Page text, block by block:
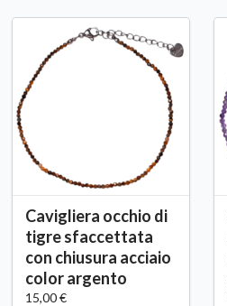
Cavigliera occhio di
tigre sfaccettata
con chiusura acciaio
color argento
15,00 €